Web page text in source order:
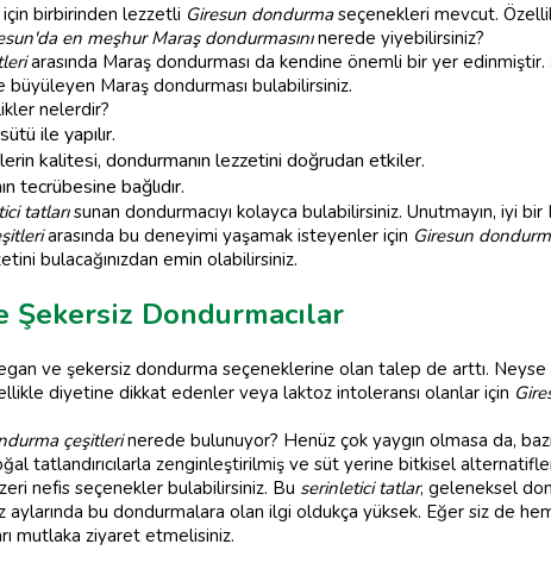
için birbirinden lezzetli Giresun dondurmaseçenekleri mevcut.
en meşhur Maraş dondurmasınınerede yiyebilirsiniz?
arasında Maraş dondurması da kendine önemli bir yer
Maraş dondurması bulabilirsiniz.
nelerdir?
ile yapılır.
kalitesi, dondurmanın lezzetini doğrudan etkiler.
tecrübesine bağlıdır.
tatlarısunan dondurmacıyı kolayca bulabilirsiniz. Unutmayın, iyi
arasında bu deneyimi yaşamak isteyenler için Giresun
bulacağınızdan emin olabilirsiniz.
Dondurmacılar
ve şekersiz dondurma seçeneklerine olan talep de arttı. Neyse
diyetine dikkat edenler veya laktoz intoleransı olanlar için
çeşitlerinerede bulunuyor? Henüz çok yaygın olmasa da,
tatlandırıcılarla zenginleştirilmiş ve süt yerine bitkisel
nefis seçenekler bulabilirsiniz. Bu serinletici tatlar, geleneksel
bu dondurmalara olan ilgi oldukça yüksek. Eğer siz de
mutlaka ziyaret etmelisiniz.